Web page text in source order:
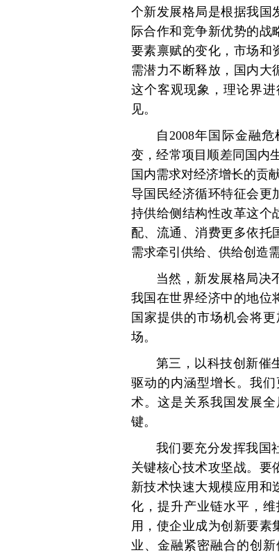
个新发展格局是根据我国
际合作和竞争新优势的战
要素禀赋的变化，市场和
需潜力不断释放，国内大
这个客观现象，理论界
见。
自2008年国际金融
变，经常项目顺差同国内
国内需求对经济增长的贡
导国民经济循环特征会更
持供给侧结构性改革这个
配、流通、消费更多依托
需求牵引供给、供给创造
当然，新发展格局决
我国在世界经济中的地位
国家提供的市场机会将
场。
第三，以科技创新催
驱动的内涵型增长。我
术。这是关系我国发展
键。
我们要充分发挥我国
关键核心技术攻坚战。要
新技术快速大规模应用和
化，提升产业链水平，
用，使企业成为创新要素
业、金融紧密融合的创